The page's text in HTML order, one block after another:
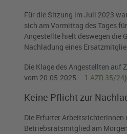
Für die Sitzung im Juli 2023
sich am Vormittag des Tages
Angestellte hielt deswegen die
Nachladung eines
Die Klage des Angestellten auf
vom 20.05.2025 – 1 AZR 35/24
Keine Pflicht zur
Die Erfurter
Betriebsratsmitglied am